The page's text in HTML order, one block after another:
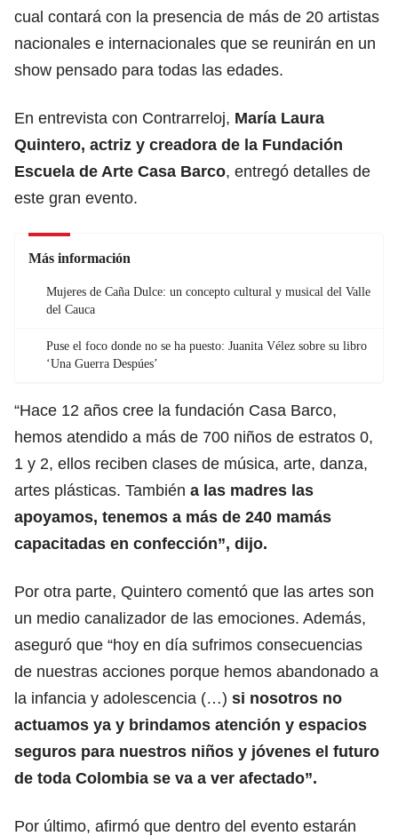
cual contará con la presencia de más de 20 artistas
nacionales e internacionales que se reunirán en un
show pensado para todas las edades.
En entrevista con Contrarreloj, María Laura
Quintero, actriz y creadora de la Fundación
Escuela de Arte Casa Barco, entregó detalles de
este gran evento.
Más información
Mujeres de Caña Dulce: un concepto cultural y musical del Valle
del Cauca
Puse el foco donde no se ha puesto: Juanita Vélez sobre su libro
‘Una Guerra Despúes’
“Hace 12 años cree la fundación Casa Barco,
hemos atendido a más de 700 niños de estratos 0,
1 y 2, ellos reciben clases de música, arte, danza,
artes plásticas. También a las madres las
apoyamos, tenemos a más de 240 mamás
capacitadas en confección”, dijo.
Por otra parte, Quintero comentó que las artes son
un medio canalizador de las emociones. Además,
aseguró que “hoy en día sufrimos consecuencias
de nuestras acciones porque hemos abandonado a
la infancia y adolescencia (…) si nosotros no
actuamos ya y brindamos atención y espacios
seguros para nuestros niños y jóvenes el futuro
de toda Colombia se va a ver afectado”.
Por último, afirmó que dentro del evento estarán